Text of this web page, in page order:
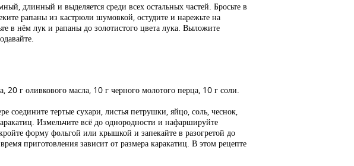
длинный и выделяется среди всех остальных частей. Бросьте в
рапаны из кастрюли шумовкой, остудите и нарежьте на
в нём лук и рапаны до золотистого цвета лука. Выложите
г оливкового масла, 10 г черного молотого перца, 10 г соли.
соедините тертые сухари, листья петрушки, яйцо, соль, чеснок,
Измельчите всё до однородности и нафаршируйте
форму фольгой или крышкой и запекайте в разогретой до
приготовления зависит от размера каракатиц. В этом рецепте